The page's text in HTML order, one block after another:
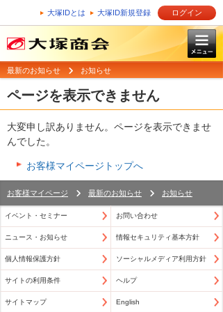
大塚IDとは 大塚ID新規登録 ログイン
最新のお知らせ お知らせ
ページを表示できません
大変申し訳ありません。ページを表示できませ
んでした。
お客様マイページトップへ
お客様マイページ 最新のお知らせ お知らせ
イベント・セミナー お問い合わせ
ニュース・お知らせ 情報セキュリティ基本方針
個人情報保護方針 ソーシャルメディア利用方針
サイトの利用条件 ヘルプ
サイトマップ English